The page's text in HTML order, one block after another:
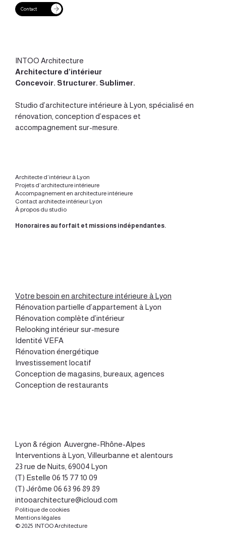
Contact
un projet d’architecture intérieure
INTOO Architecture
Architecture d’intérieur
Concevoir. Structurer. Sublimer.
Studio d’architecture intérieure à Lyon , spécialisé en
rénovation, conception d’espaces et
accompagnement sur-mesure.
Architecte d’intérieur à Lyon
Projets d’architecture intérieure
Accompagnement en architecture intérieure
Contact architecte intérieur Lyon
À propos du studio
Honoraires au forfait et missions indépendantes.
Votre besoin en architecture intérieure à Lyon
Rénovation partielle d’appartement à Lyon
Rénovation complète d’intérieur
Relooking intérieur sur-mesure
Identité VEFA
Rénovation énergétique
Investissement locatif
Conception de magasins, bureaux, agences
Conception de restaurants
Lyon & région Auvergne-Rhône-Alpes
Interventions à Lyon, Villeurbanne et alentours
23 rue de Nuits, 69004 Lyon
(T) Estelle 06 15 77 10 09
(T) Jérôme 06 63 96 89 89
intooarchitecture@icloud.com
Politique de cookies
Mentions légales
© 2025 INTOO Architecture